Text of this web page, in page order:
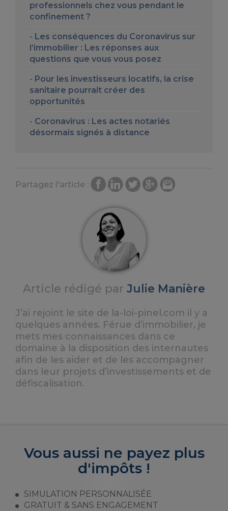
professionnels chez vous pendant le
confinement ?
Les conséquences du Coronavirus sur
l’immobilier : Les réponses aux
questions que vous vous posez
Pour les investisseurs locatifs, la crise
sanitaire pourrait créer des
opportunités
Coronavirus : Les actes notariés
désormais signés à distance
Partagez l'article :
Article rédigé par Julie Manière
J’ai rejoint le site de la-loi-pinel.com il y a
quelques années. Férue d’immobilier, je
mets mes connaissances dans ce
domaine à la disposition des internautes
afin de les aider et de les accompagner
dans leur projets d’investissements et de
défiscalisation.
Vous aussi ne payez plus
d'impôts !
SIMULATION PERSONNALISÉE
GRATUIT & SANS ENGAGEMENT